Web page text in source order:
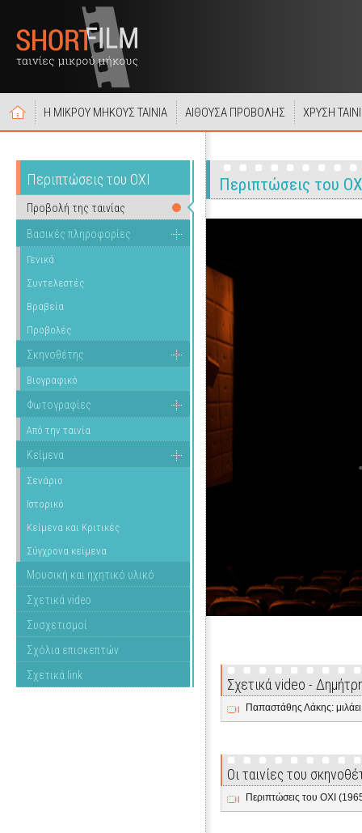
Η ΜΙΚΡΟΥ ΜΗΚΟΥΣ ΤΑΙΝΙΑ ΑΙΘΟΥΣΑ ΠΡΟΒΟΛΗΣ ΧΡΥΣΗ
Περιπτώσεις του ΟΧΙ
Προβολή της ταινίας
Βασικές πληροφορίες
Γενικά
Συντελεστές
Βραβεία
Προβολές
Σκηνοθέτης
Βιογραφικό
Φωτογραφίες
Από την ταινία
Κείμενα
Σενάριο
Ιστορικό
Κείμενα και Κριτικές
Σύγχρονα κείμενα
Μουσική και ηχητικό υλικό
Σχετικά video
Συσχετισμοί
Σχόλια επισκεπτών
Σχετικά link
Περιπτώσεις του
Σχετικά video -
Παπαστάθης Λάκης: μιλάει
Οι ταινίες του
Περιπτώσεις του ΟΧΙ